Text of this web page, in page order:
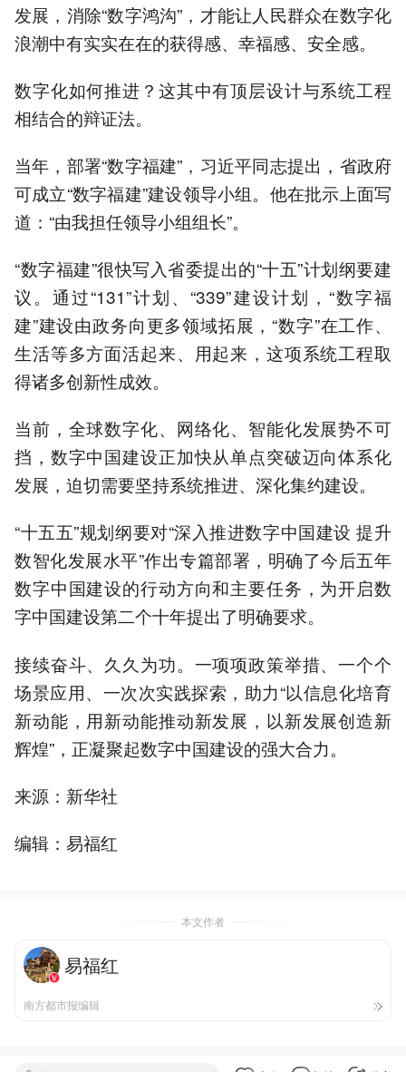
发展，消除“数字鸿沟”，才能让人民群众在数字化
浪潮中有实实在在的获得感、幸福感、安全感。
数字化如何推进？这其中有顶层设计与系统工程
相结合的辩证法。
当年，部署“数字福建”，习近平同志提出，省政府
可成立“数字福建”建设领导小组。他在批示上面写
道：“由我担任领导小组组长”。
“数字福建”很快写入省委提出的“十五”计划纲要建
议。通过“131”计划、“339”建设计划，“数字福
建”建设由政务向更多领域拓展，“数字”在工作、
生活等多方面活起来、用起来，这项系统工程取
得诸多创新性成效。
当前，全球数字化、网络化、智能化发展势不可
挡，数字中国建设正加快从单点突破迈向体系化
发展，迫切需要坚持系统推进、深化集约建设。
“十五五”规划纲要对“深入推进数字中国建设 提升
数智化发展水平”作出专篇部署，明确了今后五年
数字中国建设的行动方向和主要任务，为开启数
字中国建设第二个十年提出了明确要求。
接续奋斗、久久为功。一项项政策举措、一个个
场景应用、一次次实践探索，助力“以信息化培育
新动能，用新动能推动新发展，以新发展创造新
辉煌”，正凝聚起数字中国建设的强大合力。
来源：新华社
编辑：易福红
本文作者
易福红
南方都市报编辑